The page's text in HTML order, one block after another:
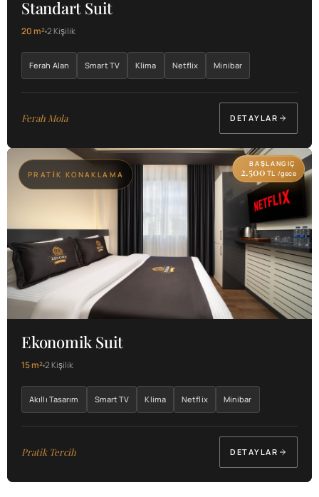
Standart Suit
20 m²2 Kişilik
Ferah Alan Smart TV Klima Netflix Minibar
Ferah Mola DETAYLAR
PRATIK KONAKLAMA
BAŞLANGIÇ
2.500 TL /gece
Ekonomik Suit
15 m²2 Kişilik
Akıllı Tasarım Smart TV Klima Netflix Minibar
Pratik Tercih DETAYLAR